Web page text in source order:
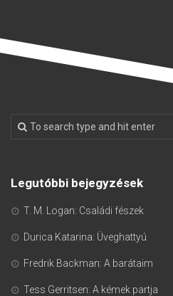
Legutóbbi bejegyzések
T. M. Logan: Családi fészek
Durica Katarina: Üveghattyú
Fredrik Backman: A barátaim
Tess Gerritsen: A kémek partja